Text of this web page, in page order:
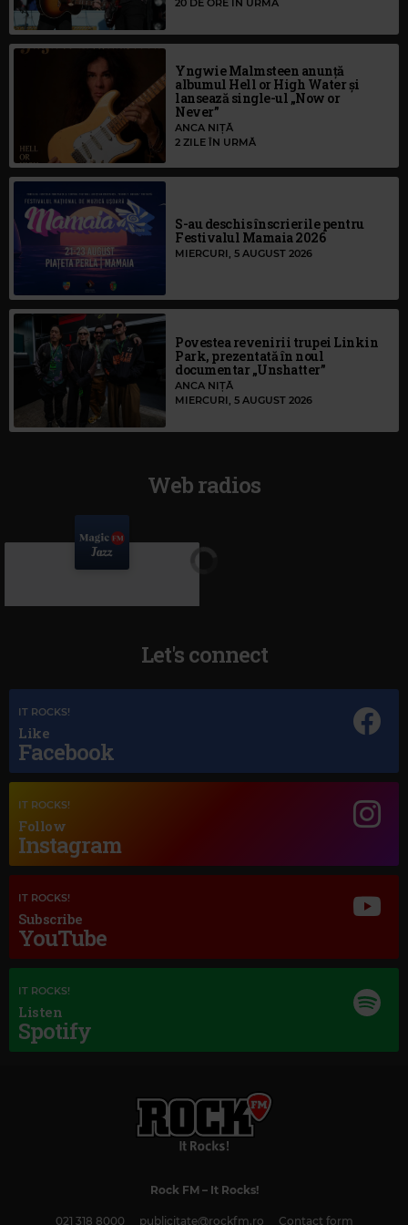
20 DE ORE ÎN URMĂ
Yngwie Malmsteen anunță
albumul Hell or High Water și
lansează single-ul „Now or
Never”
ANCA NIȚĂ
2 ZILE ÎN URMĂ
S-au deschis înscrierile pentru
Festivalul Mamaia 2026
MIERCURI, 5 AUGUST 2026
Povestea revenirii trupei Linkin
Park, prezentată în noul
documentar „Unshatter”
ANCA NIȚĂ
MIERCURI, 5 AUGUST 2026
Web radios
Magic Jazz
NAT KING COLE UNFORGETTABLE
Magic Classic Music
TRAGIC OVERTURE, OP. 81
Let's connect
IT ROCKS!
Like
Facebook
IT ROCKS!
Follow
Instagram
IT ROCKS!
Subscribe
YouTube
IT ROCKS!
Listen
Spotify
Rock FM– It Rocks!
021 318 8000 publicitate@rockfm.ro Contact form